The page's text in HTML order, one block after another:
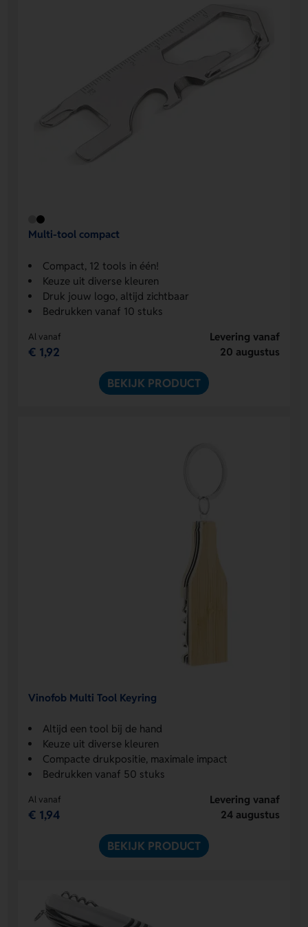
Multi-tool compact
Compact, 12 tools in één!
Keuze uit diverse kleuren
Druk jouw logo, altijd zichtbaar
Bedrukken vanaf 10 stuks
Al vanaf
€ 1,92
Levering vanaf
20 augustus
BEKIJK PRODUCT
Vinofob Multi Tool Keyring
Altijd een tool bij de hand
Keuze uit diverse kleuren
Compacte drukpositie, maximale impact
Bedrukken vanaf 50 stuks
Al vanaf
€ 1,94
Levering vanaf
24 augustus
BEKIJK PRODUCT